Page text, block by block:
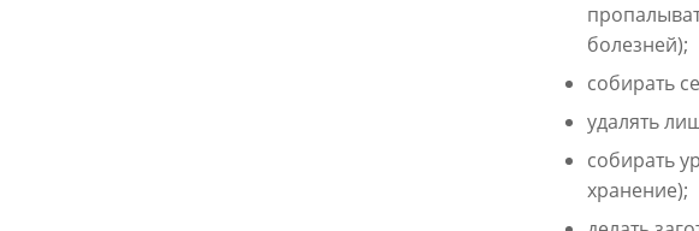
болезней);
собирать
удалять
собирать
хранение);